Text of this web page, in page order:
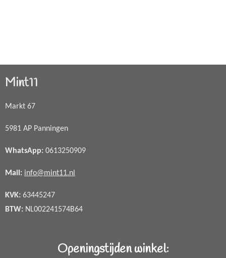
Mint11
Markt 67
5981 AP Panningen
WhatsApp: 0613250909
Mail: info@mint11.nl
KVK: 63445247
BTW: NL002241574B64
Openingstijden winkel: